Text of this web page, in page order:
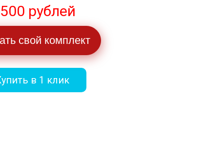
рублей
свой комплект
в 1 клик